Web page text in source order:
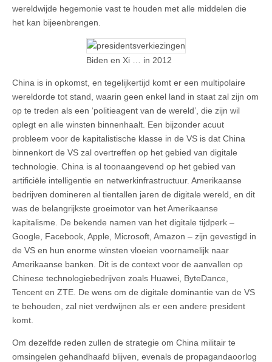
wereldwijde hegemonie vast te houden met alle middelen die
het kan bijeenbrengen.
Biden en Xi … in 2012
China is in opkomst, en tegelijkertijd komt er een multipolaire
wereldorde tot stand, waarin geen enkel land in staat zal zijn om
op te treden als een ‘politieagent van de wereld’, die zijn wil
oplegt en alle winsten binnenhaalt. Een bijzonder acuut
probleem voor de kapitalistische klasse in de VS is dat China
binnenkort de VS zal overtreffen op het gebied van digitale
technologie. China is al toonaangevend op het gebied van
artificiële intelligentie en netwerkinfrastructuur. Amerikaanse
bedrijven domineren al tientallen jaren de digitale wereld, en dit
was de belangrijkste groeimotor van het Amerikaanse
kapitalisme. De bekende namen van het digitale tijdperk –
Google, Facebook, Apple, Microsoft, Amazon – zijn gevestigd in
de VS en hun enorme winsten vloeien voornamelijk naar
Amerikaanse banken. Dit is de context voor de aanvallen op
Chinese technologiebedrijven zoals Huawei, ByteDance,
Tencent en ZTE. De wens om de digitale dominantie van de VS
te behouden, zal niet verdwijnen als er een andere president
komt.
Om dezelfde reden zullen de strategie om China militair te
omsingelen gehandhaafd blijven, evenals de propagandaoorlog